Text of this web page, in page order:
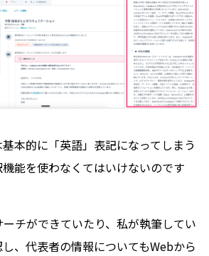
本的に「英語」表記になってしまう
能を使わなくてはいけないのです
チができていたり、私が執筆してい
、代表者の情報についてもWebから